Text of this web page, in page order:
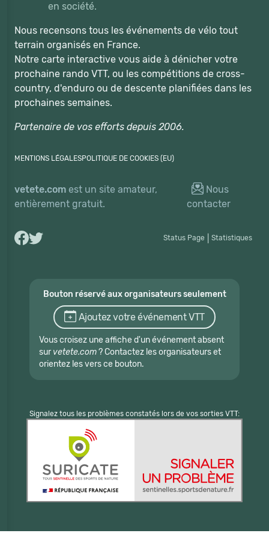
en société.
Nous recensons tous les événements de vélo tout
terrain organisés en France.
Notre carte interactive vous aide à dénicher votre
prochaine rando VTT, ou les compétitions de cross-
country, d'enduro ou de descente planifiées dans les
prochaines semaines.
Partenaire de vos efforts depuis 2006.
MENTIONS LÉGALESPOLITIQUE DE COOKIES (EU)
vetete.com est un site amateur,
entièrement gratuit.
Nous
contacter
Status Page Statistiques
Bouton réservé aux organisateurs seulement
Ajoutez votre événement VTT
Vous croisez une affiche d'un événement absent
sur vetete.com? Contactez les organisateurs et
orientez les vers ce bouton.
Signalez tous les problèmes constatés lors de vos sorties VTT: